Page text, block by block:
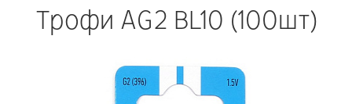
Трофи AG2 BL10 (100шт)